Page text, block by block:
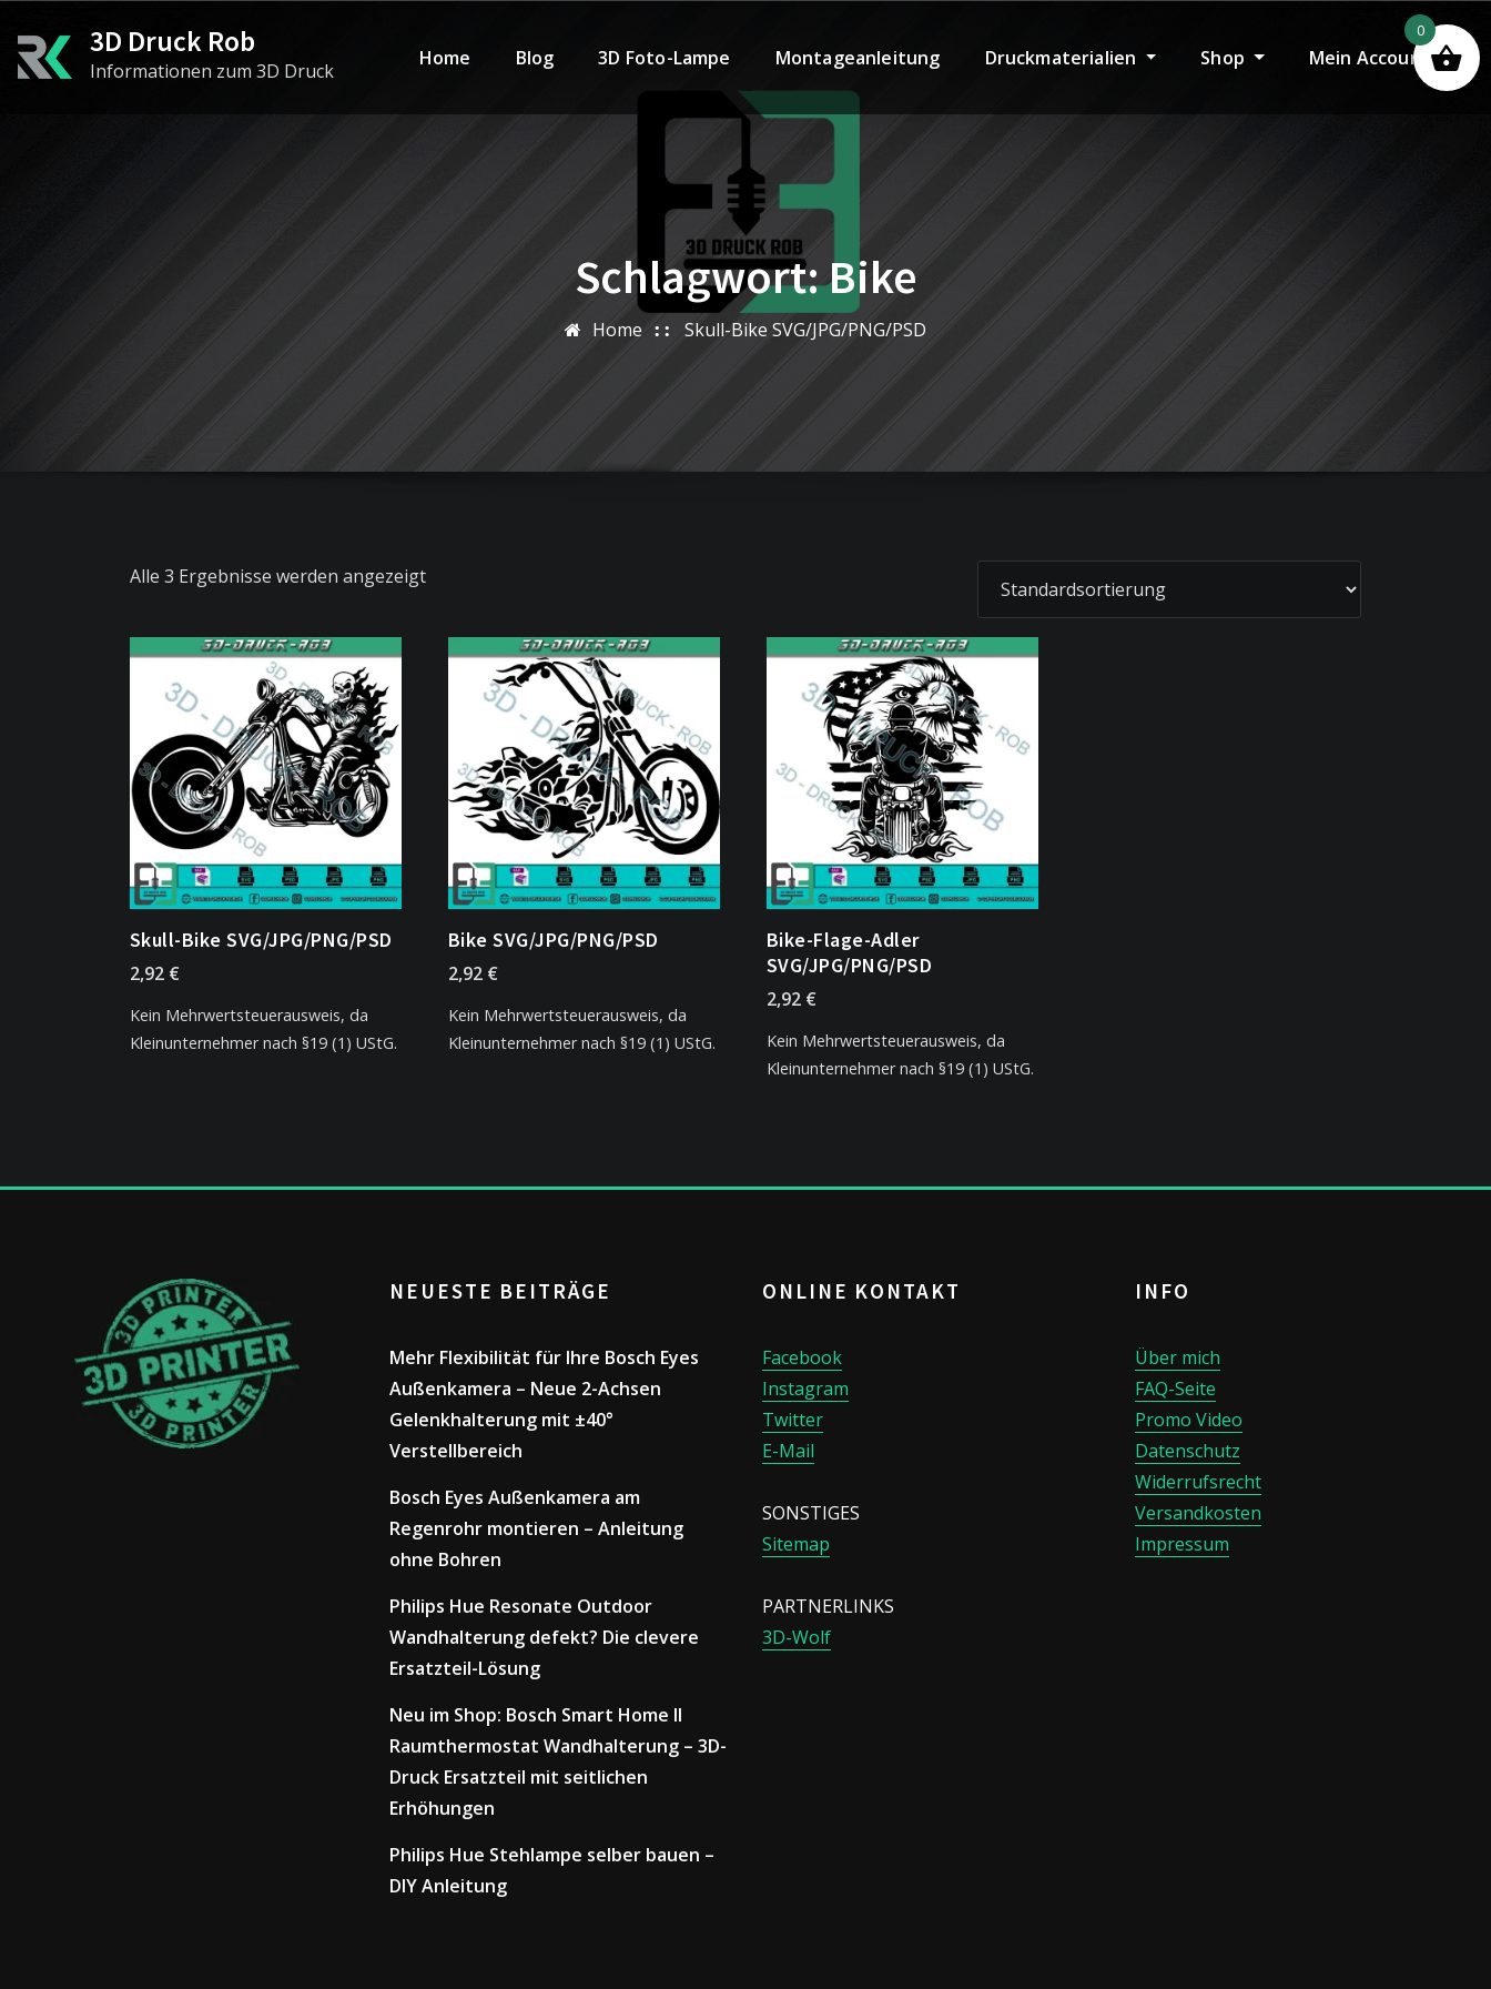
content
3D Druck Rob
Informationen zum 3D Druck
Home Blog 3D Foto-Lampe Montageanleitung Druckmaterialien Shop Mein Account
Schlagwort:Bike
Home Skull-Bike SVG/JPG/PNG/PSD
Alle 3 Ergebnisse werden angezeigt
Skull-Bike SVG/JPG/PNG/PSD
2,92 €
Kein Mehrwertsteuerausweis, da
Kleinunternehmer nach §19 (1) UStG.
Bike SVG/JPG/PNG/PSD
2,92 €
Kein Mehrwertsteuerausweis, da
Kleinunternehmer nach §19 (1) UStG.
Bike-Flage-Adler
SVG/JPG/PNG/PSD
2,92 €
Kein Mehrwertsteuerausweis, da
Kleinunternehmer nach §19 (1) UStG.
NEUESTE BEITRÄGE
Mehr Flexibilität für Ihre Bosch Eyes
Außenkamera – Neue 2-Achsen
Gelenkhalterung mit ±40°
Verstellbereich
Bosch Eyes Außenkamera am
Regenrohr montieren – Anleitung
ohne Bohren
Philips Hue Resonate Outdoor
Wandhalterung defekt? Die clevere
Ersatzteil-Lösung
Neu im Shop: Bosch Smart Home II
Raumthermostat Wandhalterung – 3D-
Druck Ersatzteil mit seitlichen
Erhöhungen
Philips Hue Stehlampe selber bauen –
DIY Anleitung
ONLINE KONTAKT
Facebook
Instagram
Twitter
E-Mail
SONSTIGES
Sitemap
PARTNERLINKS
3D-Wolf
INFO
Über mich
FAQ-Seite
Promo Video
Datenschutz
Widerrufsrecht
Versandkosten
Impressum
0